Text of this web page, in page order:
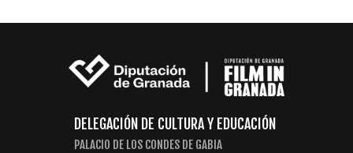
DELEGACIÓN DE CULTURA Y EDUCACIÓN
PALACIO DE LOS CONDES DE GABIA